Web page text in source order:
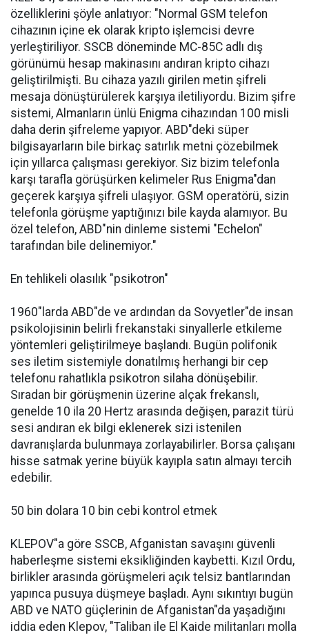
özelliklerini şöyle anlatıyor: "Normal GSM telefon
cihazının içine ek olarak kripto işlemcisi devre
yerleştiriliyor. SSCB döneminde MC-85C adlı dış
görünümü hesap makinasını andıran kripto cihazı
geliştirilmişti. Bu cihaza yazılı girilen metin şifreli
mesaja dönüştürülerek karşıya iletiliyordu. Bizim şifre
sistemi, Almanların ünlü Enigma cihazından 100 misli
daha derin şifreleme yapıyor. ABD"deki süper
bilgisayarların bile birkaç satırlık metni çözebilmek
için yıllarca çalışması gerekiyor. Siz bizim telefonla
karşı tarafla görüşürken kelimeler Rus Enigma"dan
geçerek karşıya şifreli ulaşıyor. GSM operatörü, sizin
telefonla görüşme yaptığınızı bile kayda alamıyor. Bu
özel telefon, ABD"nin dinleme sistemi "Echelon"
tarafından bile delinemiyor."
En tehlikeli olasılık "psikotron"
1960"larda ABD"de ve ardından da Sovyetler"de insan
psikolojisinin belirli frekanstaki sinyallerle etkileme
yöntemleri geliştirilmeye başlandı. Bugün polifonik
ses iletim sistemiyle donatılmış herhangi bir cep
telefonu rahatlıkla psikotron silaha dönüşebilir.
Sıradan bir görüşmenin üzerine alçak frekanslı,
genelde 10 ila 20 Hertz arasında değişen, parazit türü
sesi andıran ek bilgi eklenerek sizi istenilen
davranışlarda bulunmaya zorlayabilirler. Borsa çalışanı
hisse satmak yerine büyük kayıpla satın almayı tercih
edebilir.
50 bin dolara 10 bin cebi kontrol etmek
KLEPOV"a göre SSCB, Afganistan savaşını güvenli
haberleşme sistemi eksikliğinden kaybetti. Kızıl Ordu,
birlikler arasında görüşmeleri açık telsiz bantlarından
yapınca pusuya düşmeye başladı. Aynı sıkıntıyı bugün
ABD ve NATO güçlerinin de Afganistan"da yaşadığını
iddia eden Klepov, "Taliban ile El Kaide militanları molla